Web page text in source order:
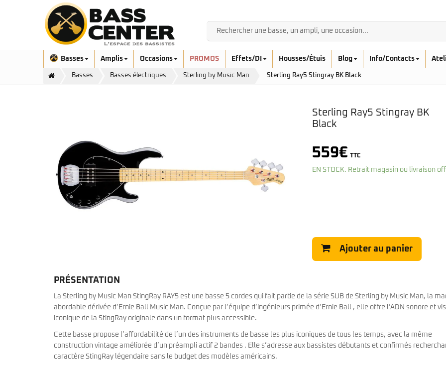
Basses
Aquilina
Ashdown
Bacchus
Cort
Danelectro
Duvoisin
Artist Series
Vintera II
Player II
Made in Japan
Godin
Höfner
Ibanez
Serie M2
Serie P5
Serie P7
Serie V5
Serie V7
Rickenbacker
Sadowsky
Sandberg
Classic Vibe Precision
Classic Vibe Jaguar
Classic Vibe Mustang
Sterling by Music Man
Série Stingray Short Scale
Serie Stingray Ray24/25
Serie Stingray Ray34/35
Warwick / Rockbass
Furch
Fender
Kala
Amplis Occasions PROMOS Effets/DI Housses/Étuis Blog Info/Contacts
Basses Basses électriques Sterling by Music Man Sterling Ray5 Stingray BK Black
Sterling Ray5 Stingray BK
Black
559€ TTC
EN STOCK. Retrait magasin ou livraison
Ajouter au panier
PRÉSENTATION
La Sterling by Music Man StingRay RAY5 est une basse 5 cordes qui fait partie de la série SUB de Sterling by Music Man, la
abordable dérivée d’Ernie Ball Music Man. Conçue par l’équipe d’ingénieurs primée d’Ernie Ball , elle offre l’ADN sonore et
iconique de la StingRay originale dans un format plus accessible.
Cette basse propose l’affordabilité de l’un des instruments de basse les plus iconiques de tous les temps, avec la même
construction vintage améliorée d’un préampli actif 2 bandes . Elle s’adresse aux bassistes débutants et confirmés
caractère StingRay légendaire sans le budget des modèles américains.